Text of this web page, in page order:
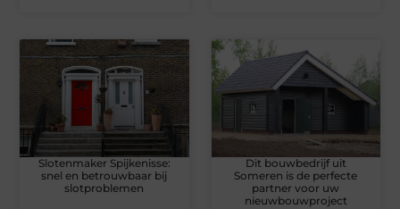
Slotenmaker Spijkenisse:
snel en betrouwbaar bij
slotproblemen
Dit bouwbedrijf uit
Someren is de perfecte
partner voor uw
nieuwbouwproject